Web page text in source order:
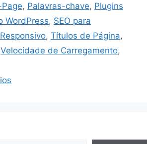
, Palavras-chave, Plugins
WordPress, SEO para
, Títulos de Página,
Velocidade de Carregamento,